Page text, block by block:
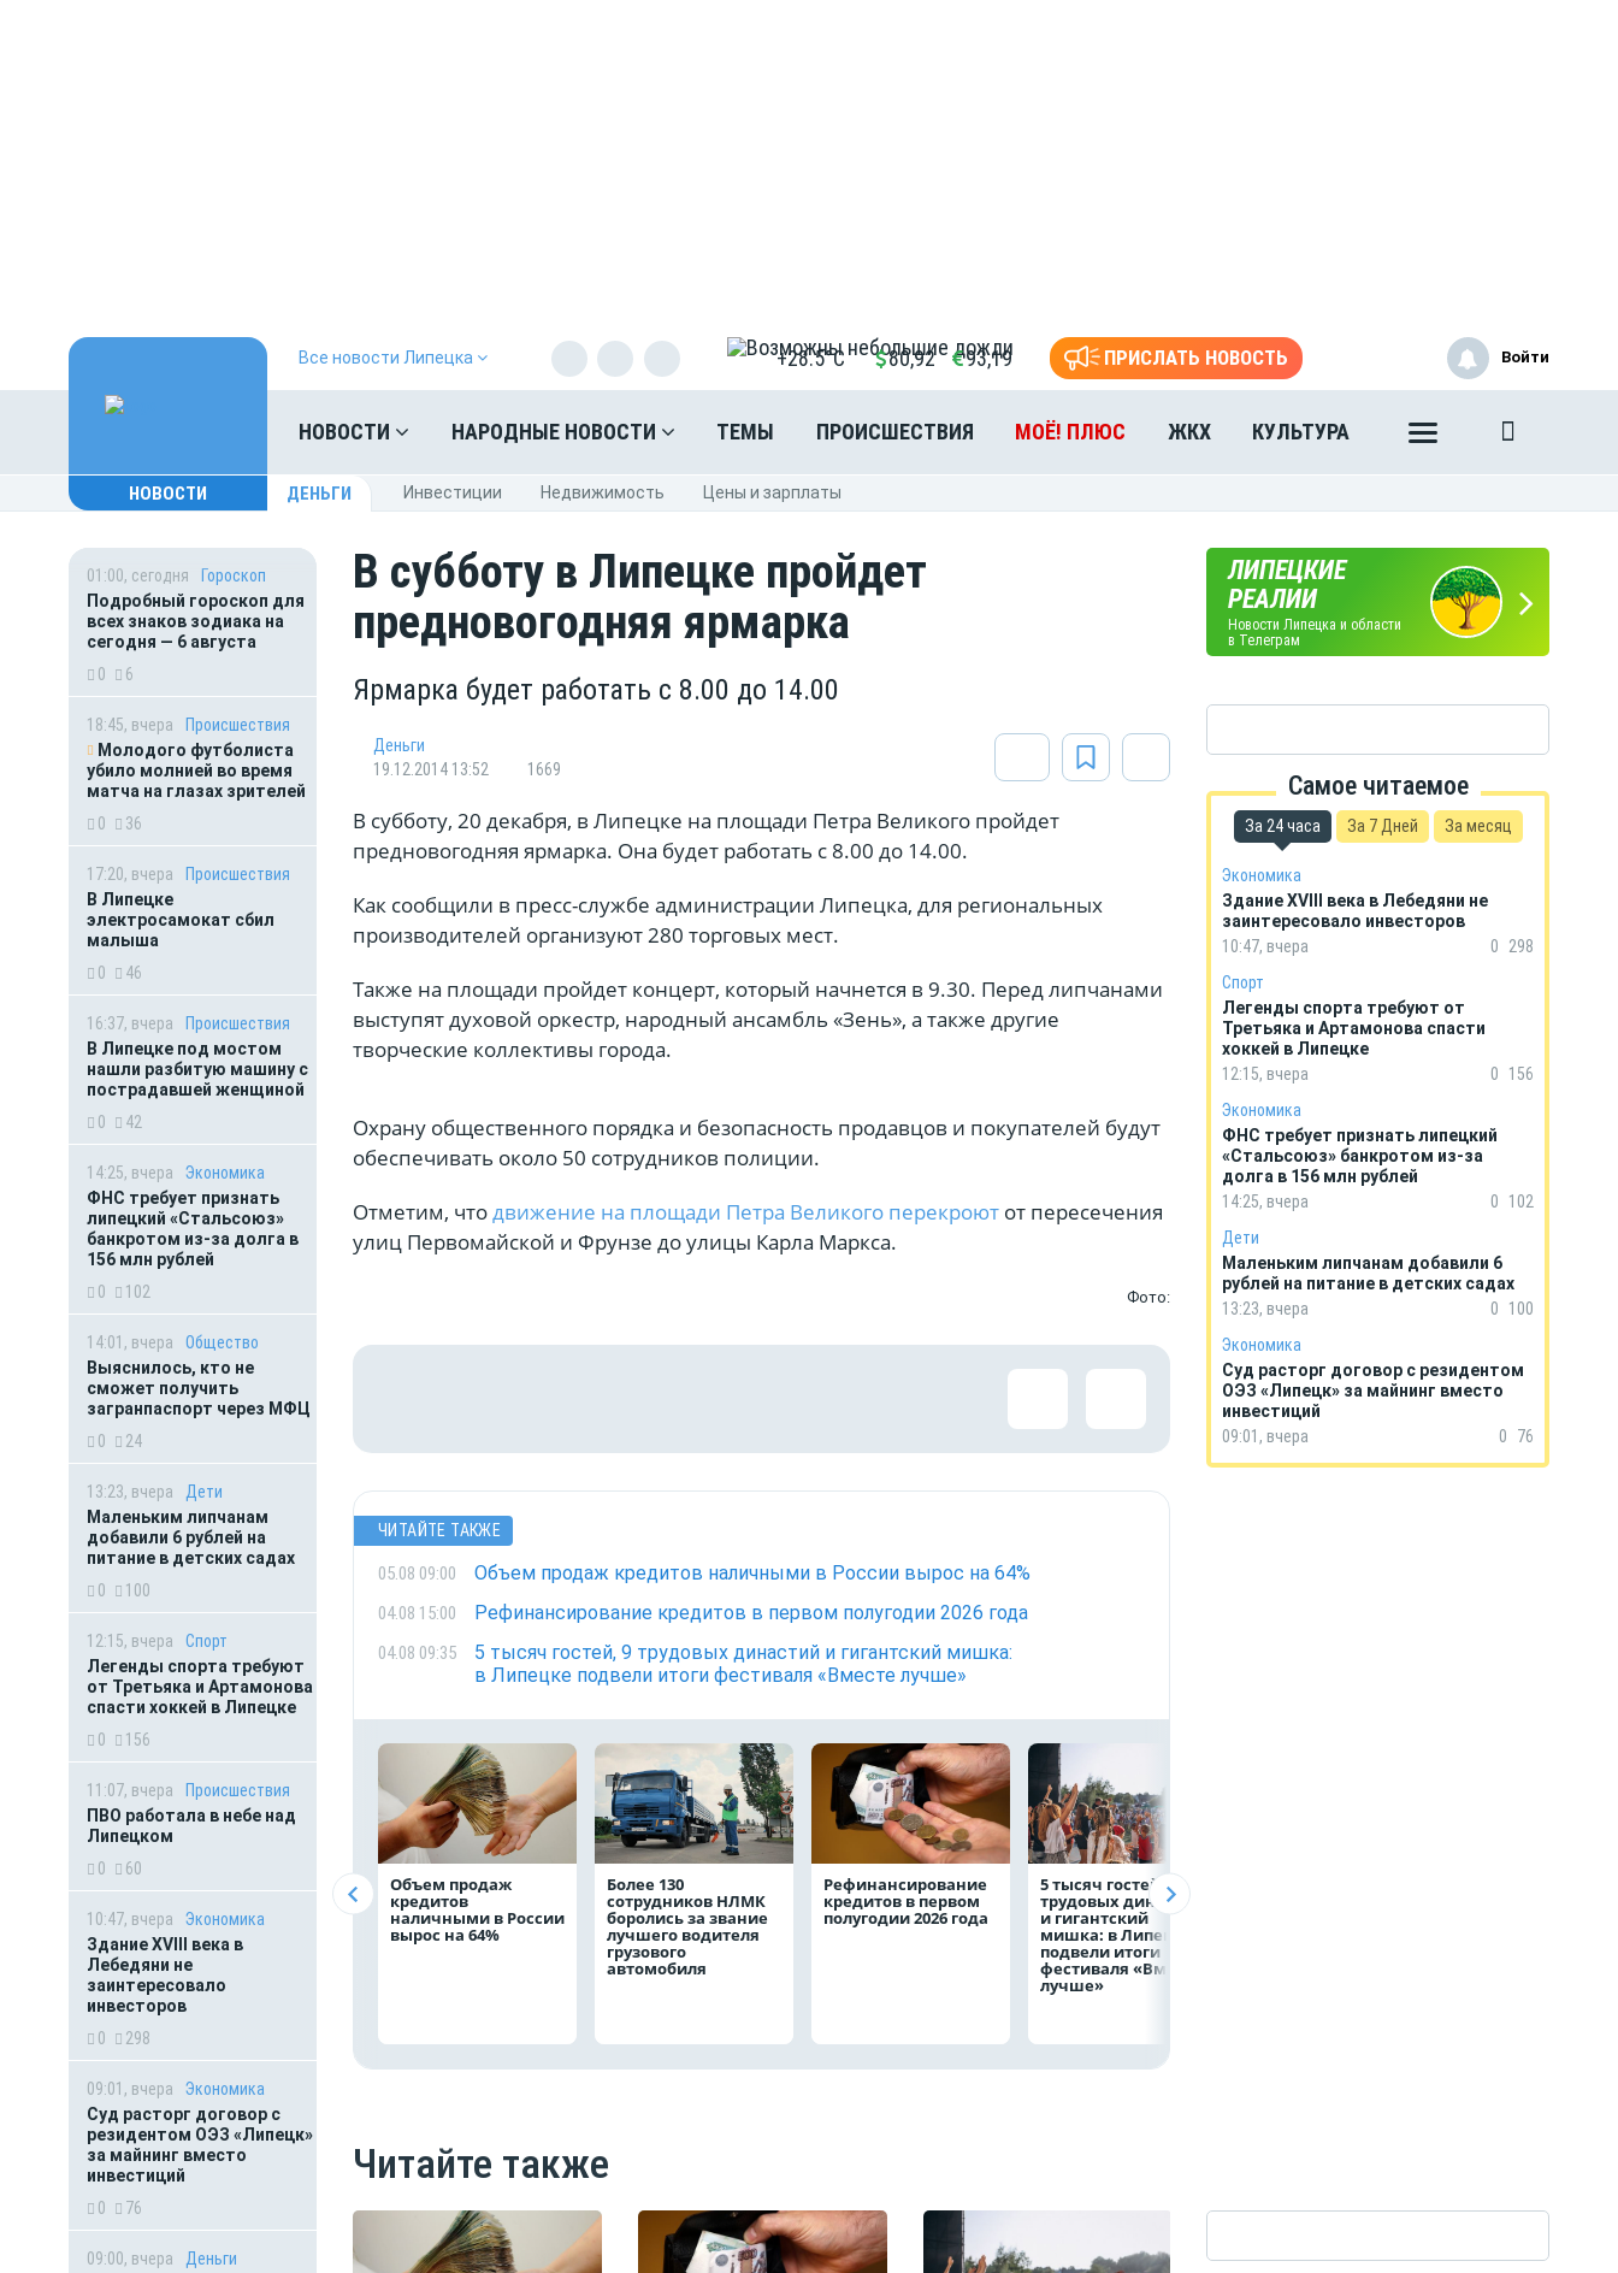
Все новости Липецка +28.5°C 80,92 93,19 ПРИСЛАТЬ НОВОСТЬ
НОВОСТИ НАРОДНЫЕ НОВОСТИ ТЕМЫ ПРОИСШЕСТВИЯ МОЁ! ПЛЮС ЖКХ КУЛЬТУРА
Войти
НОВОСТИ ДЕНЬГИ Инвестиции Недвижимость Цены и зарплаты
01:00, сегодня
Гороскоп
Подробный гороскоп для
всех знаков зодиака на
сегодня — 6 августа
0
6
18:45, вчера
Происшествия
Молодого футболиста
убило молнией во время
матча на глазах зрителей
0
36
17:20, вчера
Происшествия
В Липецке
электросамокат сбил
малыша
0
46
16:37, вчера
Происшествия
В Липецке под мостом
нашли разбитую машину с
пострадавшей женщиной
0
42
14:25, вчера
Экономика
ФНС требует признать
липецкий «Стальсоюз»
банкротом из-за долга в
156 млн рублей
0
102
14:01, вчера
Общество
Выяснилось, кто не
сможет получить
загранпаспорт через МФЦ
0
24
13:23, вчера
Дети
Маленьким липчанам
добавили 6 рублей на
питание в детских садах
0
100
12:15, вчера
Спорт
Легенды спорта требуют
от Третьяка и Артамонова
спасти хоккей в Липецке
0
156
11:07, вчера
Происшествия
ПВО работала в небе над
Липецком
0
60
10:47, вчера
Экономика
Здание XVIII века в
Лебедяни не
заинтересовало
инвесторов
0
298
09:01, вчера
Экономика
Суд расторг договор с
резидентом ОЭЗ «Липецк»
за майнинг вместо
инвестиций
0
76
09:00, вчера
Деньги
В субботу в Липецке пройдет
предновогодняя ярмарка
Ярмарка будет работать с 8.00 до 14.00
Деньги
19.12.2014 13:52
1669
В субботу, 20 декабря, в Липецке на площади Петра Великого пройдет
предновогодняя ярмарка. Она будет работать с 8.00 до 14.00.
Как сообщили в пресс-службе администрации Липецка, для региональных
производителей организуют 280 торговых мест.
Также на площади пройдет концерт, который начнется в 9.30. Перед липчанами
выступят духовой оркестр, народный ансамбль «Зень», а также другие
творческие коллективы города.
Охрану общественного порядка и безопасность продавцов и покупателей будут
обеспечивать около 50 сотрудников полиции.
Отметим, чтодвижение на площади Петра Великого перекроют от пересечения
улиц Первомайской и Фрунзе до улицы Карла Маркса.
Фото:
ЧИТАЙТЕ ТАКЖЕ
05.08 09:00 Объем продаж кредитов наличными в России вырос на 64%
04.08 15:00 Рефинансирование кредитов в первом полугодии 2026 года
04.08 09:35
5 тысяч гостей, 9 трудовых династий и гигантский мишка:
в Липецке подвели итоги фестиваля «Вместе лучше»
Объем продаж
кредитов
наличными в России
вырос на 64%
Более 130
сотрудников НЛМК
боролись за звание
лучшего водителя
грузового
автомобиля
Рефинансирование
кредитов в первом
полугодии 2026 года
5 тысяч гостей, 9
трудовых династий
и гигантский
мишка: в Липецке
подвели итоги
фестиваля «Вместе
лучше»
Читайте также
ЛИПЕЦКИЕ
РЕАЛИИ
Новости Липецка и области
в Телеграм
ПОГОДА
В ЛИПЕЦКЕ
ГОРОСКОП
НА КАЖДЫЙ ДЕНЬ
Самое читаемое
За 24 часа За 7 Дней За месяц
Экономика
Здание XVIII века в Лебедяни не
заинтересовало инвесторов
10:47, вчера
0
298
Спорт
Легенды спорта требуют от
Третьяка и Артамонова спасти
хоккей в Липецке
12:15, вчера
0
156
Экономика
ФНС требует признать липецкий
«Стальсоюз» банкротом из-за
долга в 156 млн рублей
14:25, вчера
0
102
Дети
Маленьким липчанам добавили 6
рублей на питание в детских садах
13:23, вчера
0
100
Экономика
Суд расторг договор с резидентом
ОЭЗ «Липецк» за майнинг вместо
инвестиций
09:01, вчера
0 76